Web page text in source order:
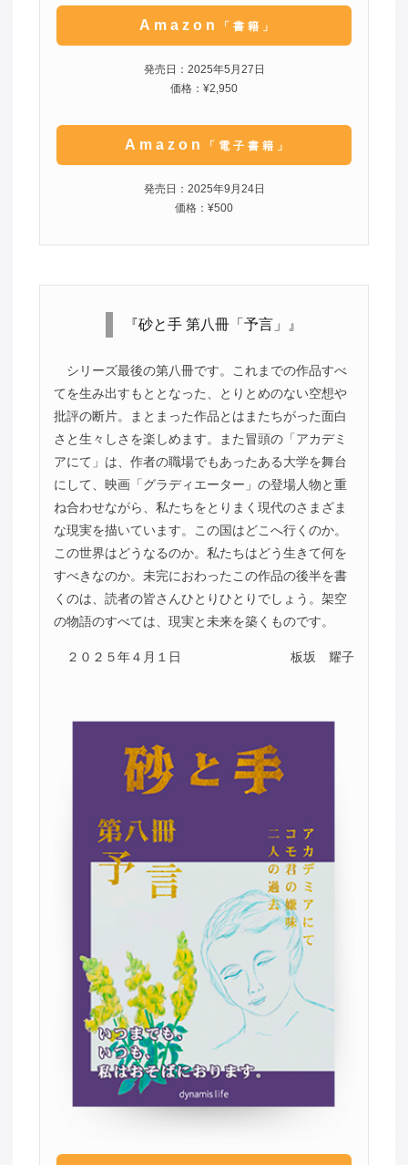
Amazon 「書籍」
発売日：2025年5月27日
価格：¥2,950
Amazon 「電子書籍」
発売日：2025年9月24日
価格：¥500
『砂と手 第八冊「予言」』
シリーズ最後の第八冊です。これまでの作品すべ
てを生み出すもととなった、とりとめのない空想や
批評の断片。まとまった作品とはまたちがった面白
さと生々しさを楽しめます。また冒頭の「アカデミ
アにて」は、作者の職場でもあったある大学を舞台
にして、映画「グラディエーター」の登場人物と重
ね合わせながら、私たちをとりまく現代のさまざま
な現実を描いています。この国はどこへ行くのか。
この世界はどうなるのか。私たちはどう生きて何を
すべきなのか。未完におわったこの作品の後半を書
くのは、読者の皆さんひとりひとりでしょう。架空
の物語のすべては、現実と未来を築くものです。
２０２５年４月１日 板坂 耀子